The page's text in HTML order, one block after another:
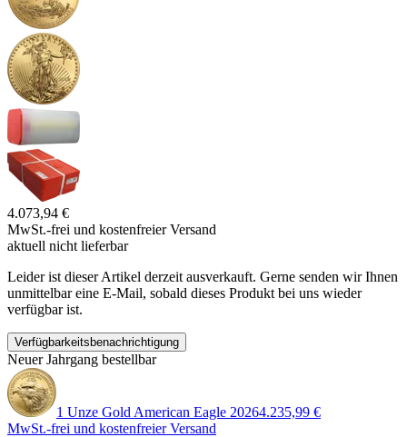
4.073,94 €
MwSt.-frei und kostenfreier Versand
aktuell nicht lieferbar
Leider ist dieser Artikel derzeit ausverkauft. Gerne senden wir Ihnen
unmittelbar eine E-Mail, sobald dieses Produkt bei uns wieder
verfügbar ist.
Verfügbarkeitsbenachrichtigung
Neuer Jahrgang bestellbar
1 Unze Gold American Eagle 20264.235,99 €
MwSt.-frei und kostenfreier Versand